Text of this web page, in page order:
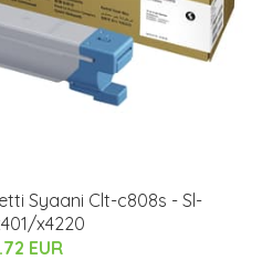
Syaani Clt-c808s - Sl-
x4220
EUR